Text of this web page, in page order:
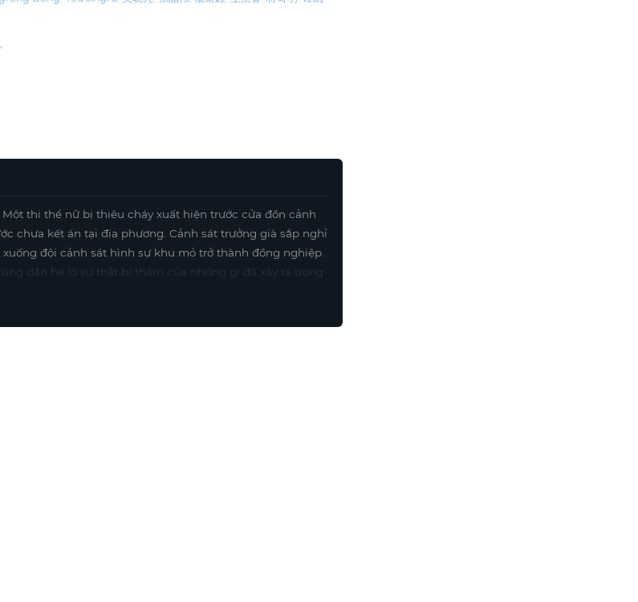
thi thể nữ bị thiêu cháy xuất hiện trước cửa đồn cảnh
chưa kết án tại địa phương. Cảnh sát trưởng già sắp nghỉ
đội cảnh sát hình sự khu mỏ trở thành đồng nghiệp.
dần hé lộ sự thật bi thảm của những gì đã xảy ra trong